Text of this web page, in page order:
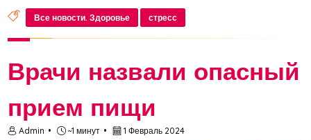
на физическое, так и на психологическое
состояние человека. В беседе с РИАМО эксперты
Все новости. Здоровье стресс
Врачи назвали опасный
прием пищи
Admin ~1 минут 1 Февраль 2024